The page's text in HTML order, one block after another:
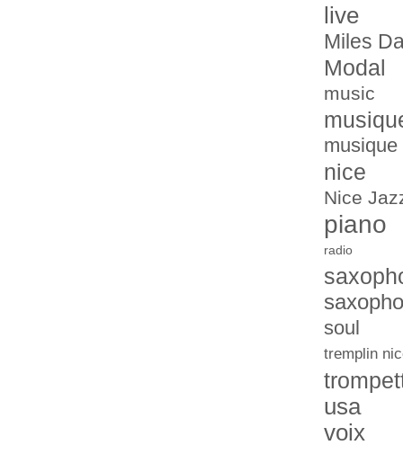
live
Miles
Modal
music
nice
Nice
piano
radio
soul
tremplin
usa
voix